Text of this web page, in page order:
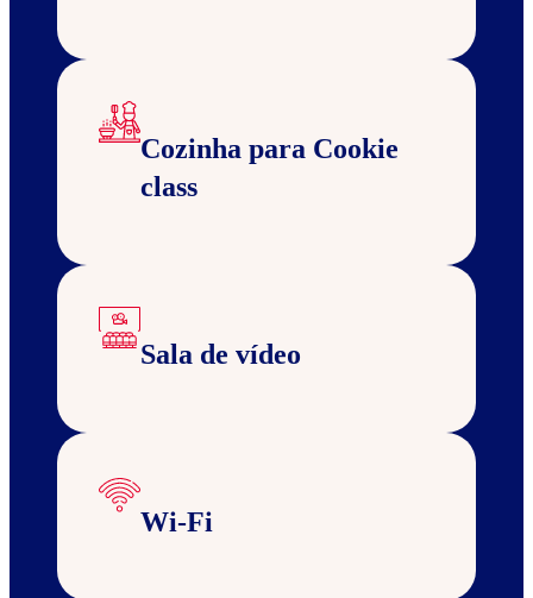
Cozinha para Cookie
class
Sala de vídeo
Wi-Fi